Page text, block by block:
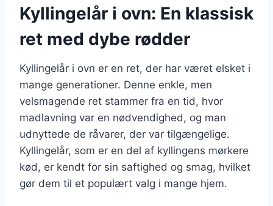
Kyllingelår i ovn: En klassisk
ret med dybe rødder
Kyllingelår i ovn er en ret, der har været elsket i
mange generationer. Denne enkle, men
velsmagende ret stammer fra en tid, hvor
madlavning var en nødvendighed, og man
udnyttede de råvarer, der var tilgængelige.
Kyllingelår, som er en del af kyllingens mørkere
kød, er kendt for sin saftighed og smag, hvilket
gør dem til et populært valg i mange hjem.